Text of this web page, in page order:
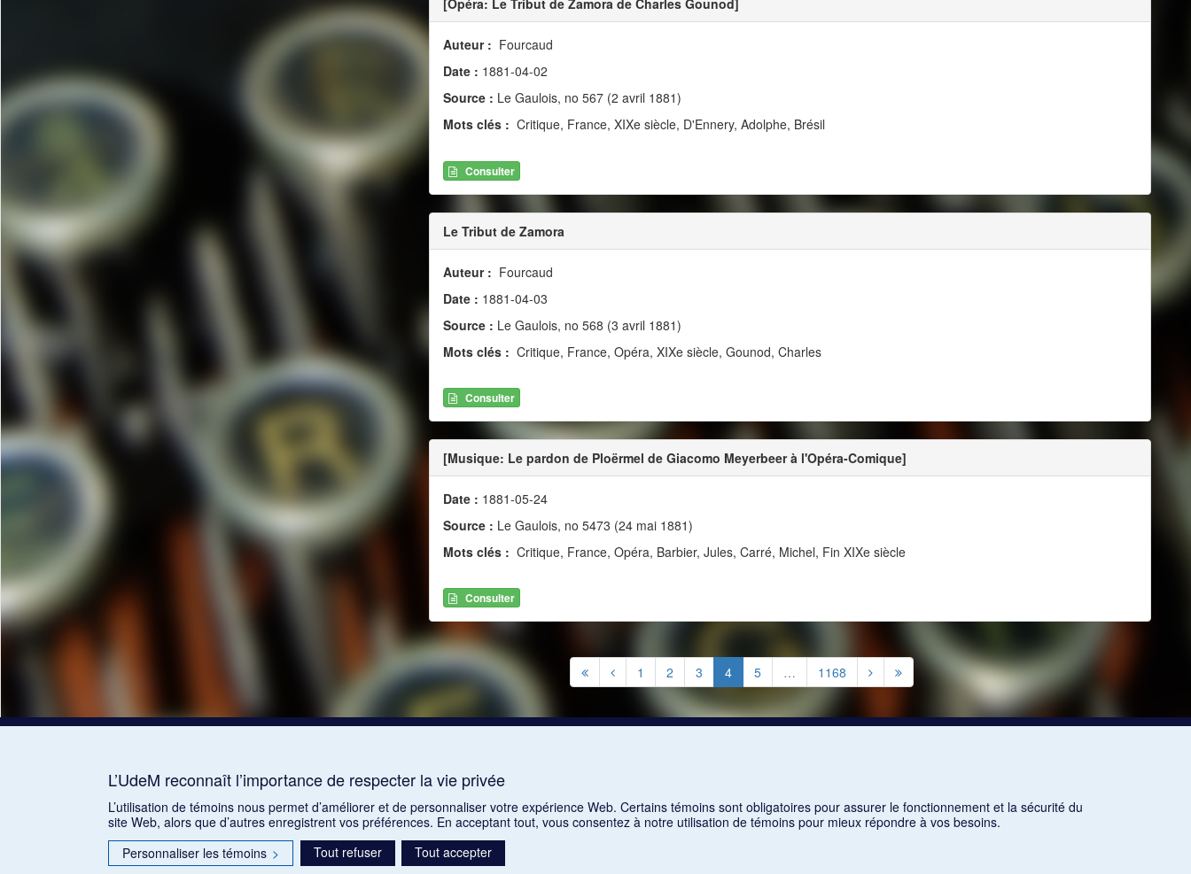
[Opéra: Le Tribut de Zamora de Charles Gounod]
Auteur : Fourcaud
Date : 1881-04-02
Source : Le Gaulois, no 567 (2 avril 1881)
Mots clés : Critique, France, XIXe siècle, D'Ennery, Adolphe, Brésil
Consulter
Le Tribut de Zamora
Auteur : Fourcaud
Date : 1881-04-03
Source : Le Gaulois, no 568 (3 avril 1881)
Mots clés : Critique, France, Opéra, XIXe siècle, Gounod, Charles
Consulter
[Musique: Le pardon de Ploërmel de Giacomo Meyerbeer à l'Opéra-Comique]
Date : 1881-05-24
Source : Le Gaulois, no 5473 (24 mai 1881)
Mots clés : Critique, France, Opéra, Barbier, Jules, Carré, Michel, Fin XIXe siècle
Consulter
1 2 3 4 5 … 1168
L’UdeM reconnaît l’importance de respecter la vie privée
L’utilisation de témoins nous permet d’améliorer et de personnaliser votre expérience Web. Certains témoins sont obligatoires pour assurer le fonctionnement et la sécurité du
site Web, alors que d’autres enregistrent vos préférences. En acceptant tout, vous consentez à notre utilisation de témoins pour mieux répondre à vos besoins.
Personnaliser les témoins > Tout refuser Tout accepter